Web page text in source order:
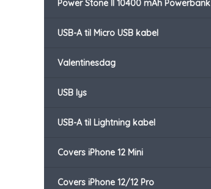
Power Stone II 10400 mAh Powerbank
USB-A til Micro USB kabel
Valentinesdag
USB lys
USB-A til Lightning kabel
Covers iPhone 12 Mini
Covers iPhone 12/12 Pro